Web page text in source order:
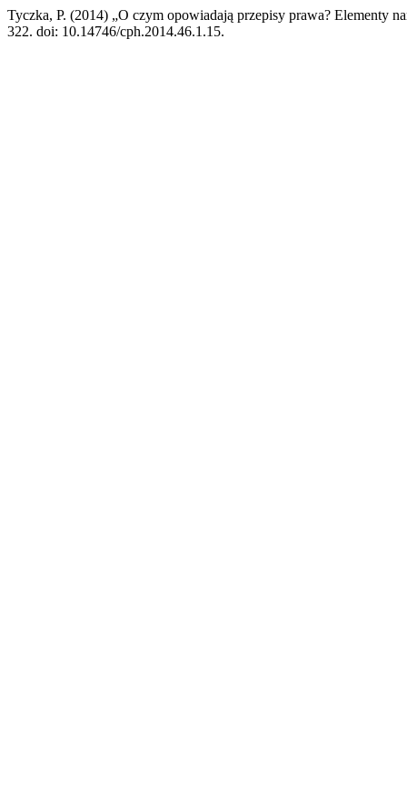
Tyczka, P. (2014) „O czym opowiadają przepisy prawa? Elementy
322. doi: 10.14746/cph.2014.46.1.15.